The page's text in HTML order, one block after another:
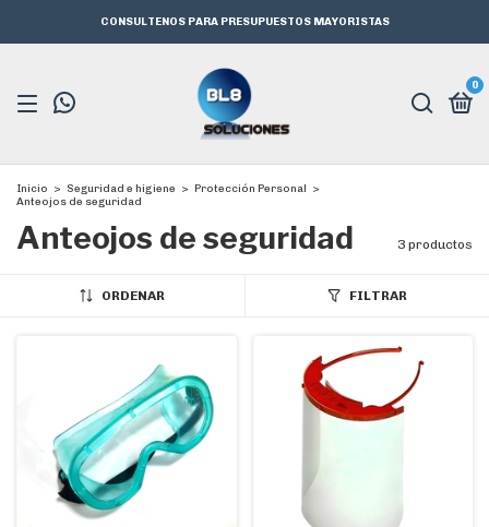
CONSULTENOS PARA PRESUPUESTOS MAYORISTAS
0
Inicio > Seguridad e higiene > Protección Personal >
Anteojos de seguridad
Anteojos de seguridad 3 productos
ORDENAR FILTRAR